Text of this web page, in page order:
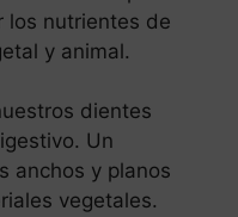
los nutrientes de
y animal.
dientes
Un
anchos y planos
vegetales.